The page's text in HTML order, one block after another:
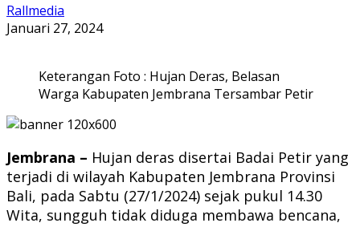
Rallmedia
Januari 27, 2024
Keterangan Foto : Hujan Deras, Belasan
Warga Kabupaten Jembrana Tersambar Petir
Jembrana – Hujan deras disertai Badai Petir yang
terjadi di wilayah Kabupaten Jembrana Provinsi
Bali, pada Sabtu (27/1/2024) sejak pukul 14.30
Wita, sungguh tidak diduga membawa bencana,